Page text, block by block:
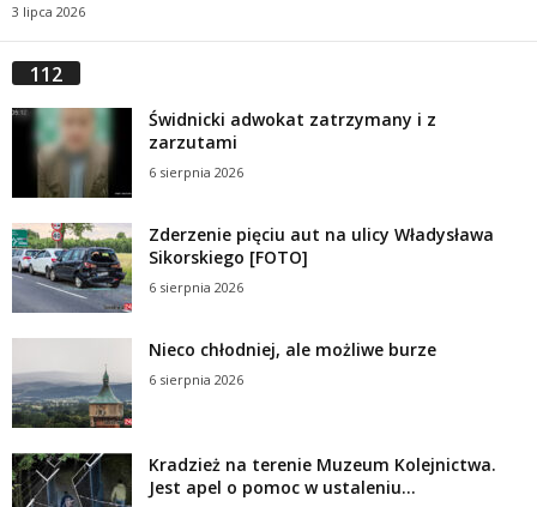
3 lipca 2026
112
Świdnicki adwokat zatrzymany i z
zarzutami
6 sierpnia 2026
Zderzenie pięciu aut na ulicy Władysława
Sikorskiego [FOTO]
6 sierpnia 2026
Nieco chłodniej, ale możliwe burze
6 sierpnia 2026
Kradzież na terenie Muzeum Kolejnictwa.
Jest apel o pomoc w ustaleniu...